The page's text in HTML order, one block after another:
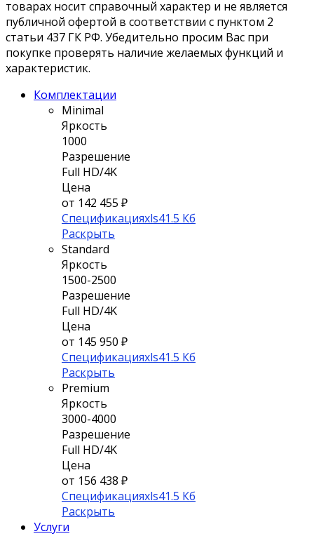
товарах носит справочный характер и не является
публичной офертой в соответствии с пунктом 2
статьи 437 ГК РФ. Убедительно просим Вас при
покупке проверять наличие желаемых функций и
характеристик.
Комплектации
Minimal
Яркость
1000
Разрешение
Full HD/4K
Цена
от 142 455 ₽
Спецификацияxls41.5 Кб
Раскрыть
Standard
Яркость
1500-2500
Разрешение
Full HD/4K
Цена
от 145 950 ₽
Спецификацияxls41.5 Кб
Раскрыть
Premium
Яркость
3000-4000
Разрешение
Full HD/4K
Цена
от 156 438 ₽
Спецификацияxls41.5 Кб
Раскрыть
Услуги